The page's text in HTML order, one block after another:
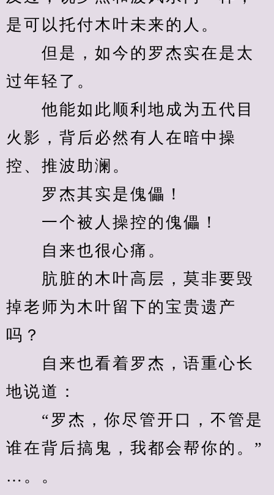
是可以托付木叶未来的人。
但是，如今的罗杰实在是太
过年轻了。
他能如此顺利地成为五代目
火影，背后必然有人在暗中操
控、推波助澜。
罗杰其实是傀儡！
一个被人操控的傀儡！
自来也很心痛。
肮脏的木叶高层，莫非要毁
掉老师为木叶留下的宝贵遗产
吗？
自来也看着罗杰，语重心长
地说道：
“罗杰，你尽管开口，不管是
谁在背后搞鬼，我都会帮你的。”
…。。